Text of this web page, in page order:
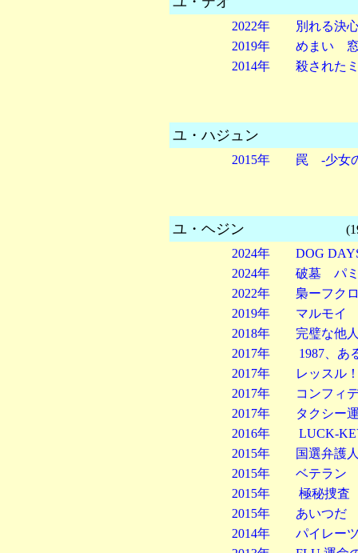
2022年 別れる決
2019年 めまい 窓
2014年 殺された
ユ・ハジュン
2015年 罠 -少女
ユ・ヘジン
2024年 DOG
2024年 破墓 パ
2022年 梟ーフク
2019年 マルモイ
2018年 完璧な他
2017年 1987、あ
2017年 レッス
2017年 コンフィ
2017年 タクシー
2016年 LUCK-
2015年 国選弁護
2015年 ベテラン
2015年 極秘捜査
2015年 あいつだ
2014年 パイレー